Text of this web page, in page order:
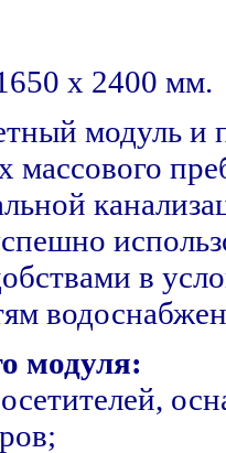
x 2400 мм.
модуль и
массового
в
модуля: